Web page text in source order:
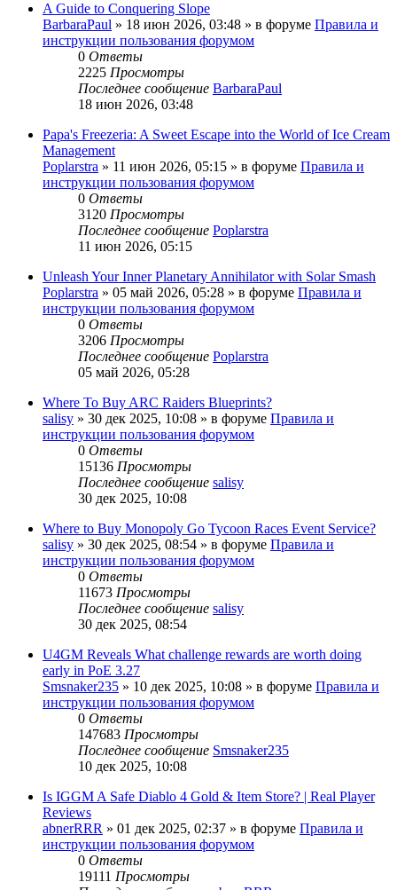
A Guide to Conquering Slope
BarbaraPaul » 18 июн 2026, 03:48 » в форуме Правила и
инструкции пользования форумом
0 Ответы
2225 Просмотры
Последнее сообщение BarbaraPaul
18 июн 2026, 03:48
Papa's Freezeria: A Sweet Escape into the World of Ice Cream
Management
Poplarstra » 11 июн 2026, 05:15 » в форуме Правила и
инструкции пользования форумом
0 Ответы
3120 Просмотры
Последнее сообщение Poplarstra
11 июн 2026, 05:15
Unleash Your Inner Planetary Annihilator with Solar Smash
Poplarstra » 05 май 2026, 05:28 » в форуме Правила и
инструкции пользования форумом
0 Ответы
3206 Просмотры
Последнее сообщение Poplarstra
05 май 2026, 05:28
Where To Buy ARC Raiders Blueprints?
salisy » 30 дек 2025, 10:08 » в форуме Правила и
инструкции пользования форумом
0 Ответы
15136 Просмотры
Последнее сообщение salisy
30 дек 2025, 10:08
Where to Buy Monopoly Go Tycoon Races Event Service?
salisy » 30 дек 2025, 08:54 » в форуме Правила и
инструкции пользования форумом
0 Ответы
11673 Просмотры
Последнее сообщение salisy
30 дек 2025, 08:54
U4GM Reveals What challenge rewards are worth doing
early in PoE 3.27
Smsnaker235 » 10 дек 2025, 10:08 » в форуме Правила и
инструкции пользования форумом
0 Ответы
147683 Просмотры
Последнее сообщение Smsnaker235
10 дек 2025, 10:08
Is IGGM A Safe Diablo 4 Gold & Item Store? | Real Player
Reviews
abnerRRR » 01 дек 2025, 02:37 » в форуме Правила и
инструкции пользования форумом
0 Ответы
19111 Просмотры